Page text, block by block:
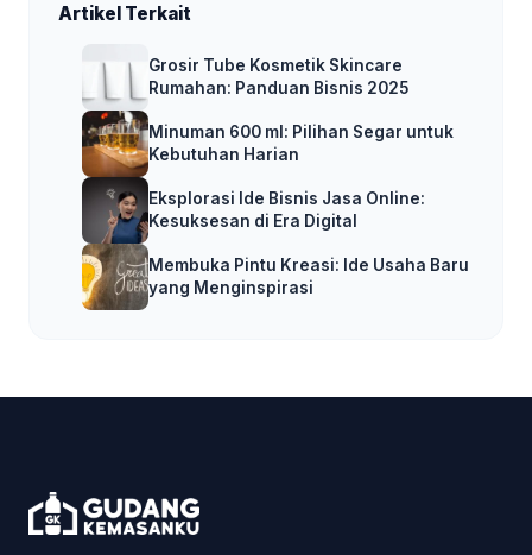
Artikel Terkait
Grosir Tube Kosmetik Skincare
Rumahan: Panduan Bisnis 2025
Minuman 600 ml: Pilihan Segar untuk
Kebutuhan Harian
Eksplorasi Ide Bisnis Jasa Online:
Kesuksesan di Era Digital
Membuka Pintu Kreasi: Ide Usaha Baru
yang Menginspirasi